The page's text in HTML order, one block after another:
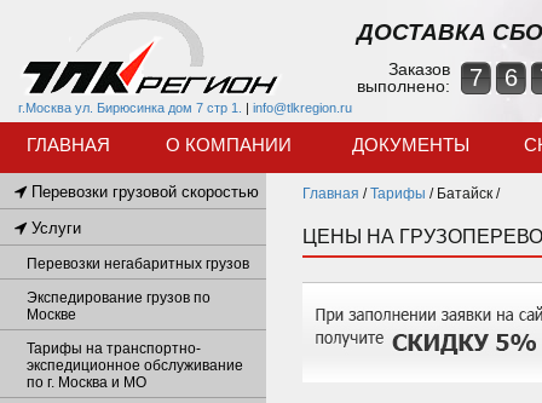
г.Москва ул. Бирюсинка дом 7 стр 1. | info@tlkregion.ru
ДОСТАВКА
Заказов
выполнено:
7 6
ГЛАВНАЯ О КОМПАНИИ ДОКУМЕНТЫ
Главная /Тарифы / Батайск /
ЦЕНЫ НА
Перевозки грузовой скоростью
Услуги
Перевозки негабаритных грузов
Экспедирование грузов по
Москве
Тарифы на транспортно-
экспедиционное обслуживание
по г. Москва и МО